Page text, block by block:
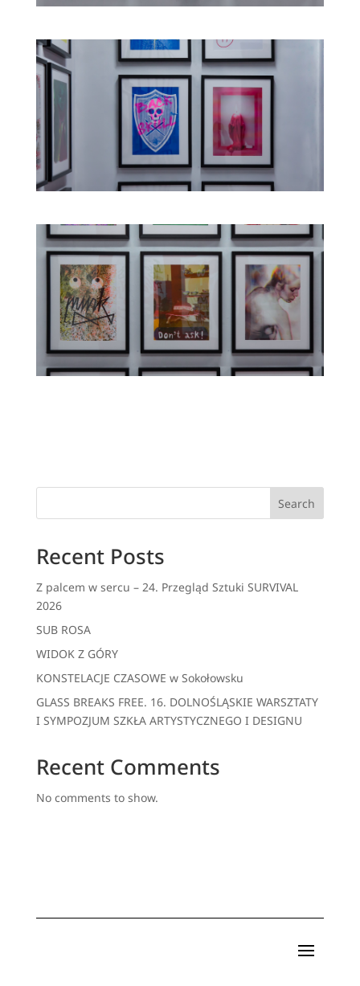
Search
Recent Posts
Z palcem w sercu – 24. Przegląd Sztuki SURVIVAL
2026
SUB ROSA
WIDOK Z GÓRY
KONSTELACJE CZASOWE w Sokołowsku
GLASS BREAKS FREE. 16. DOLNOŚLĄSKIE WARSZTATY
I SYMPOZJUM SZKŁA ARTYSTYCZNEGO I DESIGNU
Recent Comments
No comments to show.